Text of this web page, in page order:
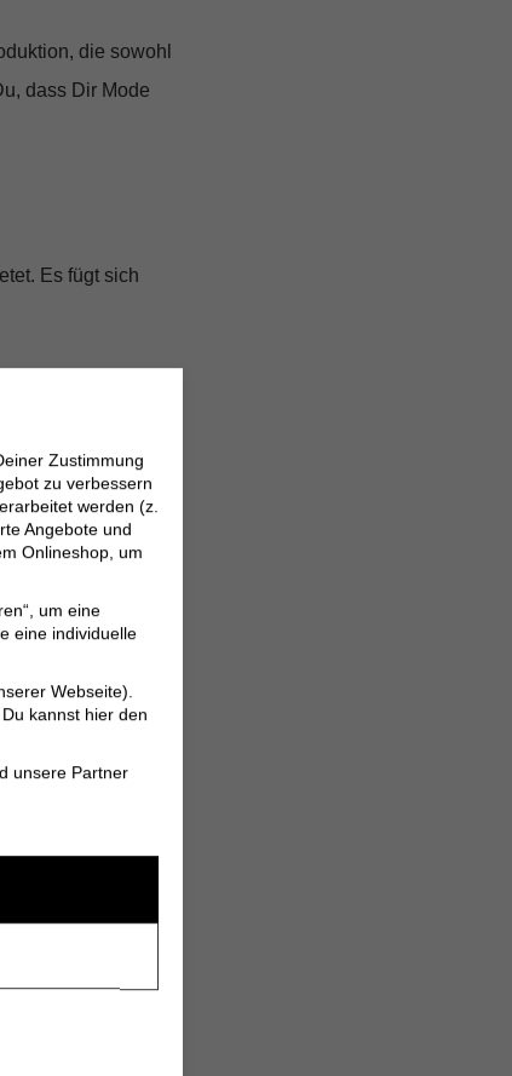
die sowohl
dass Dir Mode
Es fügt sich
die Welt
Zustimmung
zu verbessern
werden (z.
Angebote und
Onlineshop, um
um eine
eine individuelle
Webseite).
kannst hier den
unsere Partner